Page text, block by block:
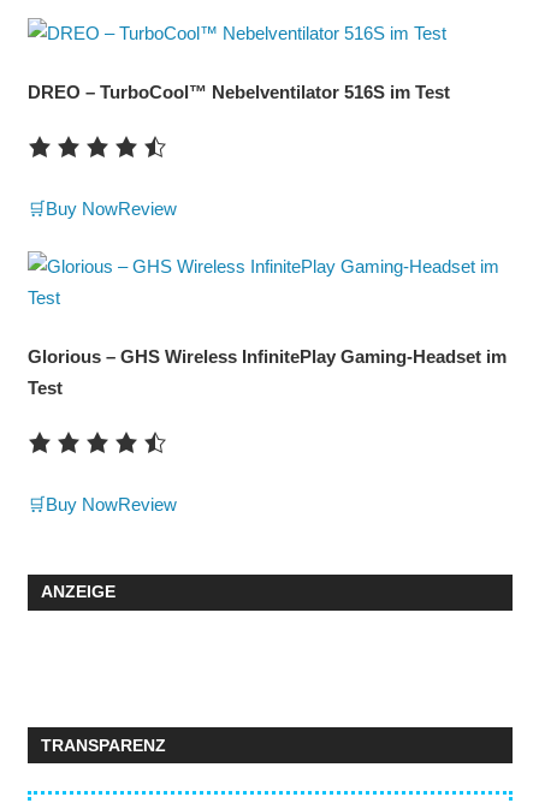
DREO – TurboCool™ Nebelventilator 516S im Test
🛒Buy NowReview
Glorious – GHS Wireless InfinitePlay Gaming-Headset im
Test
🛒Buy NowReview
ANZEIGE
TRANSPARENZ